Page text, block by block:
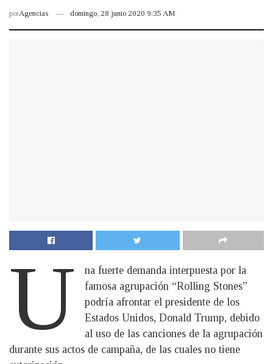
porAgencias domingo, 28 junio 2020 9:35 AM
U
na fuerte demanda interpuesta por la
famosa agrupación “Rolling Stones”
podría afrontar el presidente de los
Estados Unidos, Donald Trump, debido
al uso de las canciones de la agrupación
durante sus actos de campaña, de las cuales no tiene